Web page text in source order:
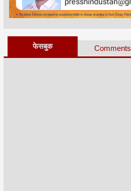
फेसबुक Comments